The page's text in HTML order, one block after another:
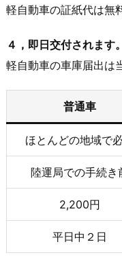
軽自動車の証紙代は無
４，即日交付されます。
軽自動車の車庫届出は
普通車
ほとんどの地域で
陸運局での手続き
2,200円
平日中２日